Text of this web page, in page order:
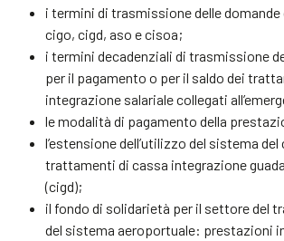
i termini di trasmissione delle
cigo, cigd, aso e cisoa;
i termini decadenziali di trasmissione
per il pagamento o per il saldo dei
integrazione salariale collegati
le modalità di pagamento della
l’estensione dell’utilizzo del sistema
trattamenti di cassa integrazione
(cigd);
il fondo di solidarietà per il settore del
del sistema aeroportuale: prestazioni